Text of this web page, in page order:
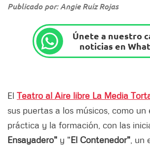
Publicado por: Angie Ruíz Rojas
Únete a nuestro
noticias en
El Teatro al Aire libre La Media
sus puertas a los músicos, como un
práctica y la formación, con las
Ensayadero" y "El Contenedor" ,